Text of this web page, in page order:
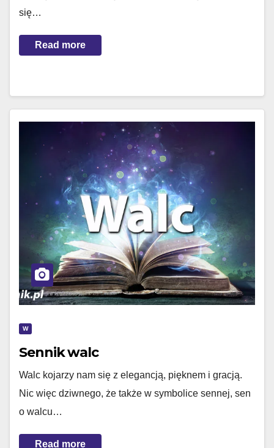
się…
Read more
W
Sennik walc
Walc kojarzy nam się z elegancją, pięknem i gracją.
Nic więc dziwnego, że także w symbolice sennej, sen
o walcu…
Read more